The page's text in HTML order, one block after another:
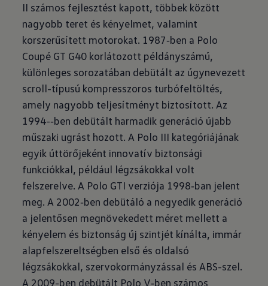
II számos fejlesztést kapott, többek között
nagyobb teret és kényelmet, valamint
korszerűsített motorokat. 1987‑ben a Polo
Coupé GT G40 korlátozott példányszámú,
különleges sorozatában debütált az úgynevezett
scroll-típusú kompresszoros turbófeltöltés,
amely nagyobb teljesítményt biztosított. Az
1994-‑ben debütált harmadik generáció újabb
műszaki ugrást hozott. A Polo III kategóriájának
egyik úttörőjeként innovatív biztonsági
funkciókkal, például légzsákokkal volt
felszerelve. A Polo GTI verziója 1998‑ban jelent
meg. A 2002‑ben debütáló a negyedik generáció
a jelentősen megnövekedett méret mellett a
kényelem és biztonság új szintjét kínálta, immár
alapfelszereltségben első és oldalsó
légzsákokkal, szervokormányzással és ABS-szel.
A 2009-ben debütált Polo V‑ben számos